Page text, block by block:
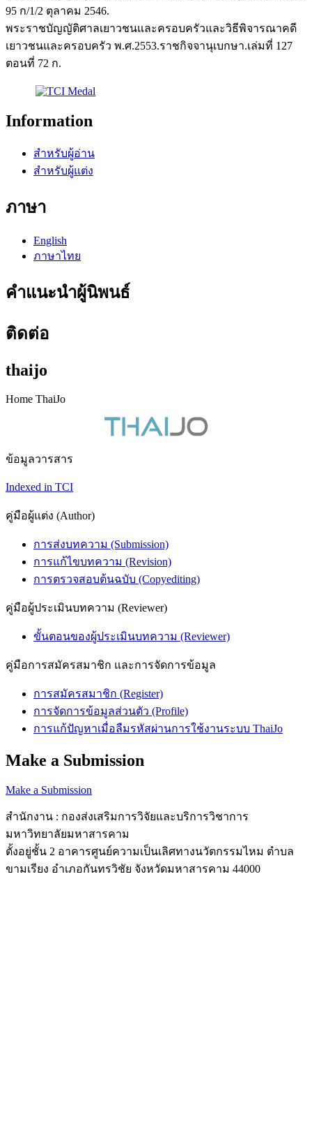
95 ก/1/2 ตุลาคม 2546.
พระราชบัญญัติศาลเยาวชนและครอบครัวและวิธีพิจารณาคดี
เยาวชนและครอบครัว พ.ศ.2553.ราชกิจจานุเบกษา.เล่มที่ 127
ตอนที่ 72 ก.
Information
สำหรับผู้อ่าน
สำหรับผู้แต่ง
ภาษา
English
ภาษาไทย
คำแนะนำผู้นิพนธ์
ติดต่อ
thaijo
Home ThaiJo
ข้อมูลวารสาร
Indexed in TCI
คู่มือผู้แต่ง (Author)
การส่งบทความ (Submission)
การแก้ไขบทความ (Revision)
การตรวจสอบต้นฉบับ (Copyediting)
คู่มือผู้ประเมินบทความ (Reviewer)
ขั้นตอนของผู้ประเมินบทความ (Reviewer)
คู่มือการสมัครสมาชิก และการจัดการข้อมูล
การสมัครสมาชิก (Register)
การจัดการข้อมูลส่วนตัว (Profile)
การแก้ปัญหาเมื่อลืมรหัสผ่านการใช้งานระบบ ThaiJo
Make a Submission
Make a Submission
สำนักงาน : กองส่งเสริมการวิจัยและบริการวิชาการ
มหาวิทยาลัยมหาสารคาม
ตั้งอยู่ชั้น 2 อาคารศูนย์ความเป็นเลิศทางนวัตกรรมไหม ตำบล
ขามเรียง อำเภอกันทรวิชัย จังหวัดมหาสารคาม 44000